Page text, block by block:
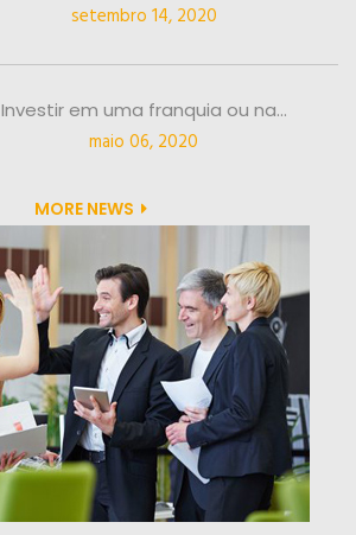
setembro 14, 2020
Investir em uma franquia ou na...
maio 06, 2020
MORE NEWS